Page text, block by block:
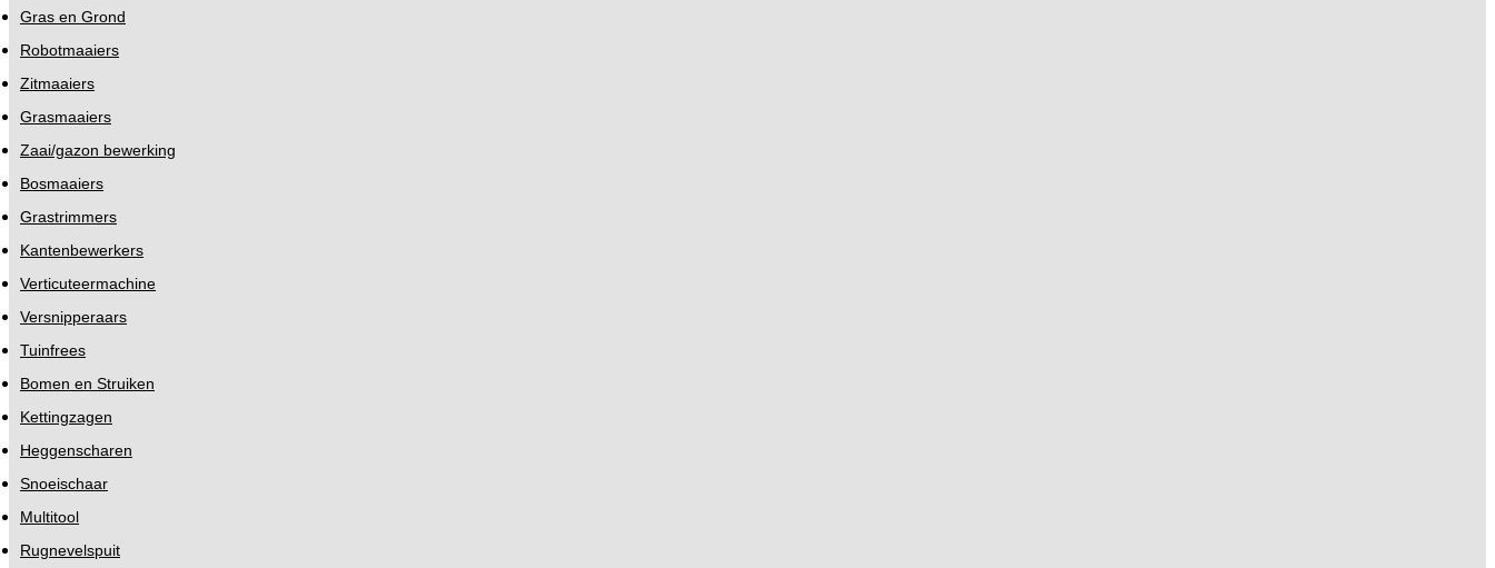
Gras en Grond
Robotmaaiers
Zitmaaiers
Grasmaaiers
Zaai/gazon bewerking
Bosmaaiers
Grastrimmers
Kantenbewerkers
Verticuteermachine
Versnipperaars
Tuinfrees
Bomen en Struiken
Kettingzagen
Heggenscharen
Snoeischaar
Multitool
Rugnevelspuit